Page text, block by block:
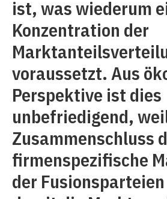
ist, was wiederum
Konzentration der
voraussetzt. Aus
Perspektive ist dies
unbefriedigend,
Zusammenschluss
firmenspezifische
der